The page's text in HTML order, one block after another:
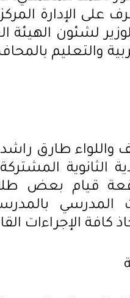
على الإدارة
لشئون الهيئة
والتعليم
واللواء طارق
الثانوية
قيام بعض
المدرسي
كافة الإجراءات